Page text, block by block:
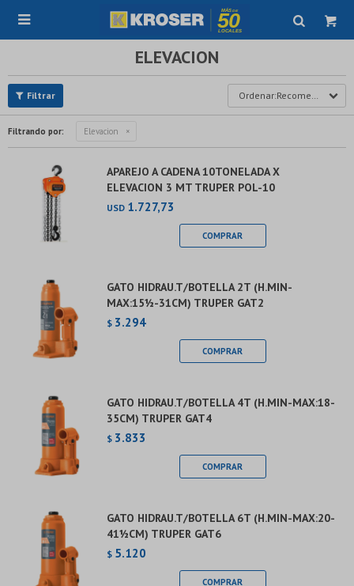

ELEVACION
Recomendados
Filtrando por: Elevacion
APAREJO A CADENA 10TONELADA X
ELEVACION 3 MT TRUPER POL-10
USD 1.727,73
GATO HIDRAU.T/BOTELLA 2T (H.MIN-
MAX:15½-31CM) TRUPER GAT2
$ 3.294
GATO HIDRAU.T/BOTELLA 4T (H.MIN-MAX:18-
35CM) TRUPER GAT4
$ 3.833
GATO HIDRAU.T/BOTELLA 6T (H.MIN-MAX:20-
41½CM) TRUPER GAT6
$ 5.120